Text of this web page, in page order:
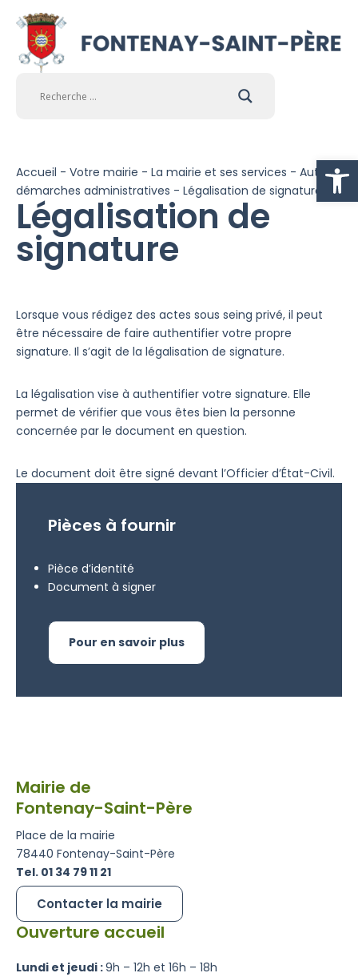
Ouvrir
Accueil - Votre mairie - La mairie et ses services - Autres
démarches administratives - Légalisation de signature
Légalisation de
signature
Lorsque vous rédigez des actes sous seing privé, il peut
être nécessaire de faire authentifier votre propre
signature. Il s’agit de la légalisation de signature.
La légalisation vise à authentifier votre signature. Elle
permet de vérifier que vous êtes bien la personne
concernée par le document en question.
Le document doit être signé devant l’Officier d’État-Civil.
Pièces à fournir
Pièce d’identité
Document à signer
Pour en savoir plus
Mairie de
Fontenay-Saint-Père
Place de la mairie
78440 Fontenay-Saint-Père
Tel. 01 34 79 11 21
Contacter la mairie
Ouverture accueil
Lundi et jeudi :9h – 12h et 16h – 18h